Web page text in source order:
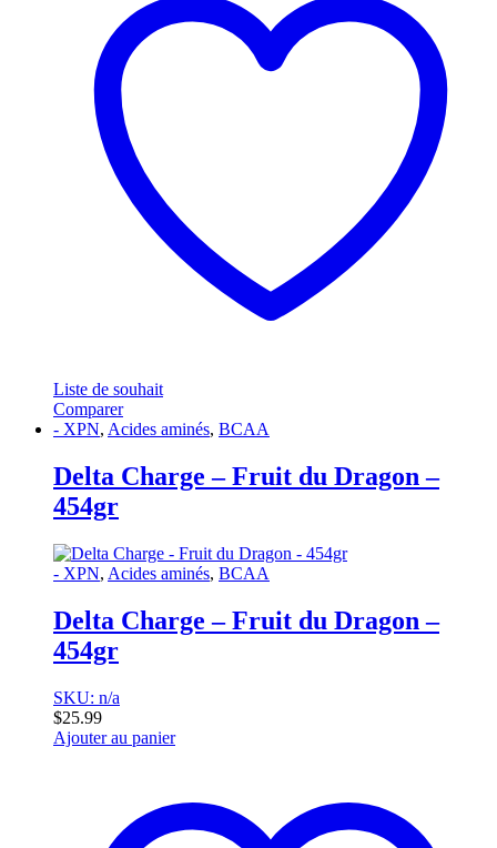
Liste de souhait
Comparer
- XPN, Acides aminés, BCAA
Delta Charge – Fruit du Dragon –
454gr
- XPN, Acides aminés, BCAA
Delta Charge – Fruit du Dragon –
454gr
SKU: n/a
$25.99
Ajouter au panier